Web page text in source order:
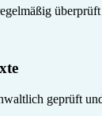
geprüft